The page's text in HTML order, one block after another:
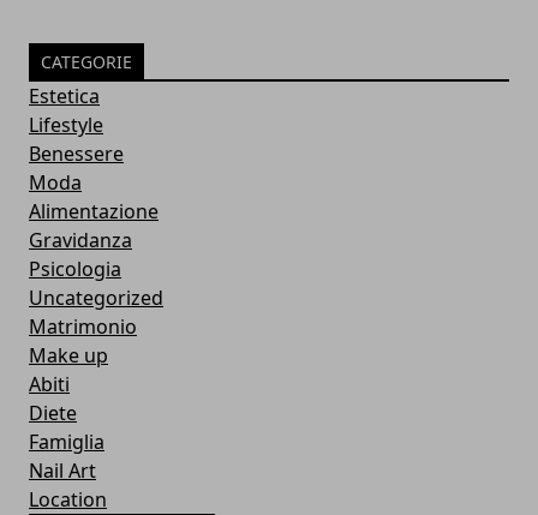
CATEGORIE
Estetica
Lifestyle
Benessere
Moda
Alimentazione
Gravidanza
Psicologia
Uncategorized
Matrimonio
Make up
Abiti
Diete
Famiglia
Nail Art
Location